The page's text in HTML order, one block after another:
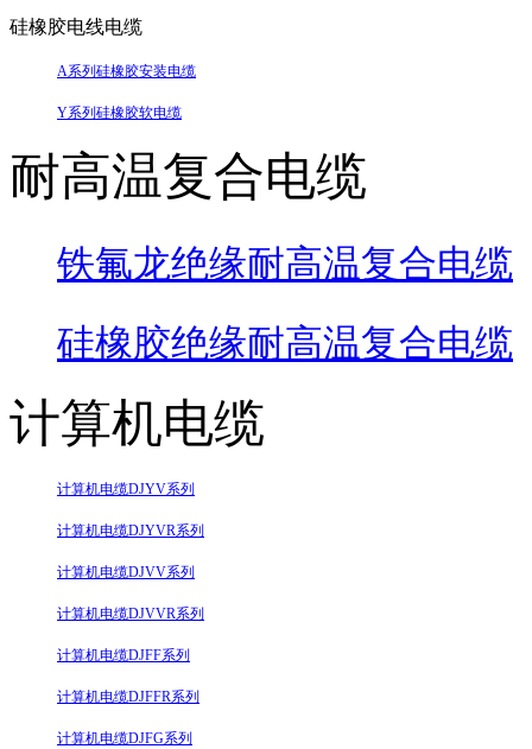
硅橡胶电线电缆
A系列硅橡胶安装电缆
Y系列硅橡胶软电缆
耐高温复合电缆
铁氟龙绝缘耐高温复合电缆
硅橡胶绝缘耐高温复合电缆
计算机电缆
计算机电缆DJYV系列
计算机电缆DJYVR系列
计算机电缆DJVV系列
计算机电缆DJVVR系列
计算机电缆DJFF系列
计算机电缆DJFFR系列
计算机电缆DJFG系列